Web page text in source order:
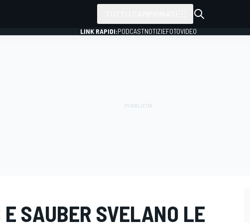
LINK RAPIDI:PODCASTNOTIZIEFOTOVIDEO
SAUBER SVELANO LE